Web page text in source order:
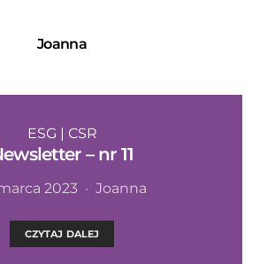
Joanna
ESG | CSR
– nr 11
2023 Joanna
CZYTAJ DALEJ